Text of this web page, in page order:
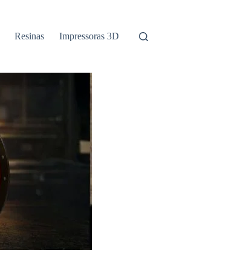
Resinas Impressoras 3D